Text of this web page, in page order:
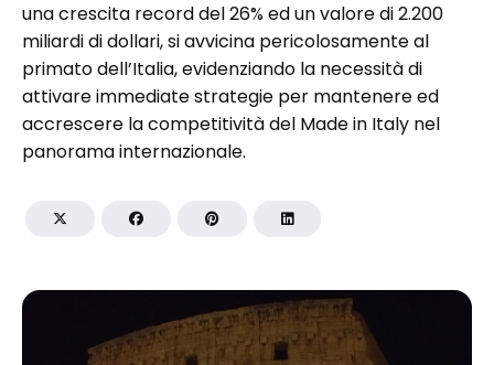
una crescita record del 26% ed un valore di 2.200
miliardi di dollari, si avvicina pericolosamente al
primato dell’Italia, evidenziando la necessità di
attivare immediate strategie per mantenere ed
accrescere la competitività del Made in Italy nel
panorama internazionale.